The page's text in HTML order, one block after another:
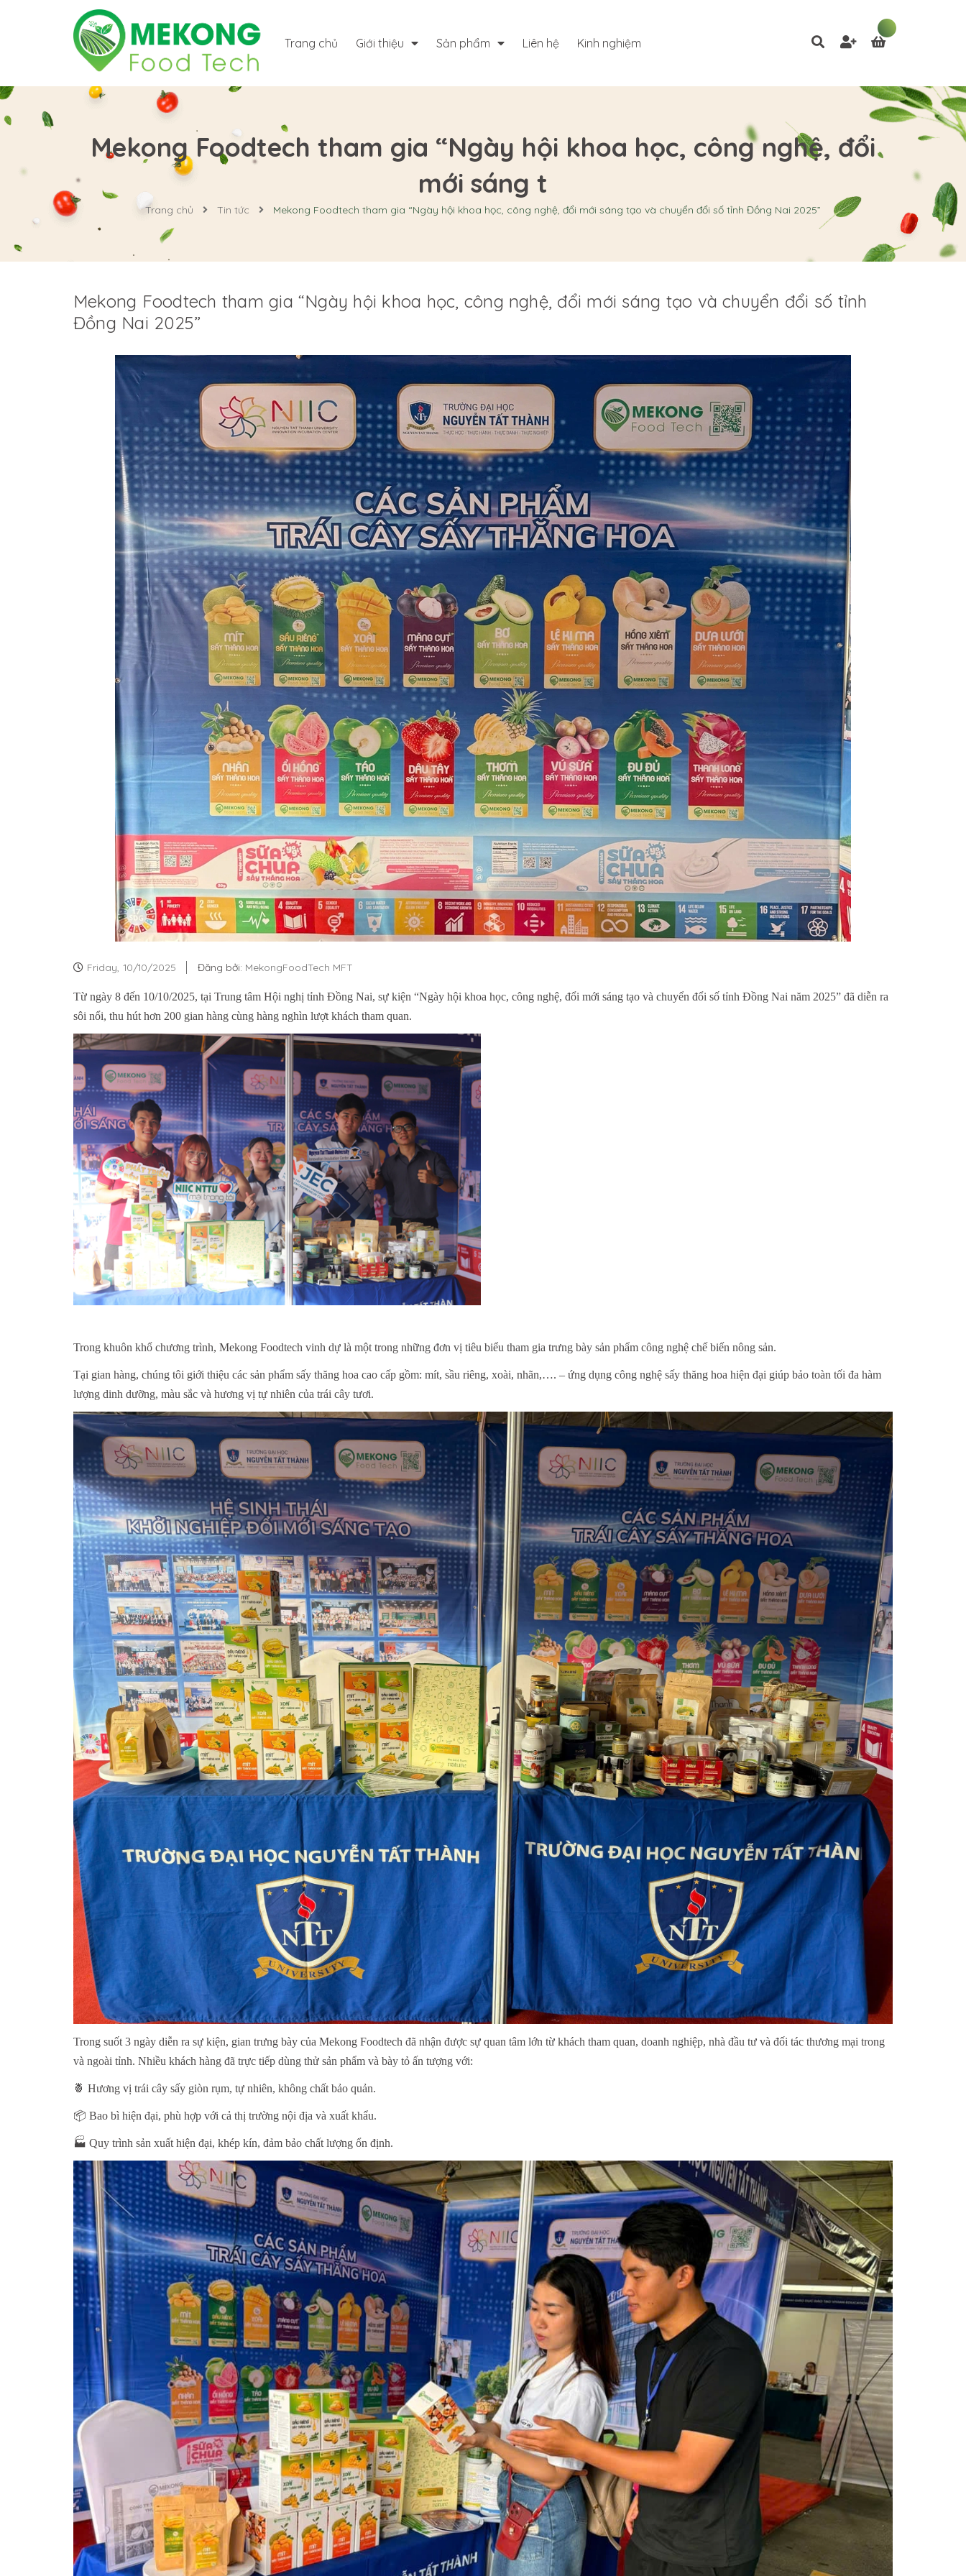
Trang chủ Giới thiệu Sản phẩm Liên hệ Kinh nghiệm
Mekong Foodtech tham gia “Ngày hội khoa học, công nghệ, đổi
mới sáng t
Trang chủ Tin tức Mekong Foodtech tham gia “Ngày hội khoa học, công nghệ, đổi mới sáng tạo và chuyển đổi số tỉnh Đồng Nai 2025”
Mekong Foodtech tham gia “Ngày hội khoa học, công nghệ, đổi mới sáng tạo và chuyển đổi số tỉnh
Đồng Nai 2025”
Friday, 10/10/2025 Đăng bởi: MekongFoodTech MFT
Từ ngày 8 đến 10/10/2025, tại Trung tâm Hội nghị tỉnh Đồng Nai, sự kiện “Ngày hội khoa học, công nghệ, đổi mới sáng tạo và chuyển đổi số tỉnh Đồng Nai năm 2025” đã diễn ra
sôi nổi, thu hút hơn 200 gian hàng cùng hàng nghìn lượt khách tham quan.
Trong khuôn khổ chương trình, Mekong Foodtech vinh dự là một trong những đơn vị tiêu biểu tham gia trưng bày sản phẩm công nghệ chế biến nông sản.
Tại gian hàng, chúng tôi giới thiệu các sản phẩm sấy thăng hoa cao cấp gồm: mít, sầu riêng, xoài, nhãn,…. – ứng dụng công nghệ sấy thăng hoa hiện đại giúp bảo toàn tối đa hàm
lượng dinh dưỡng, màu sắc và hương vị tự nhiên của trái cây tươi.
Trong suốt 3 ngày diễn ra sự kiện, gian trưng bày của Mekong Foodtech đã nhận được sự quan tâm lớn từ khách tham quan, doanh nghiệp, nhà đầu tư và đối tác thương mại trong
và ngoài tỉnh. Nhiều khách hàng đã trực tiếp dùng thử sản phẩm và bày tỏ ấn tượng với:
🍍 Hương vị trái cây sấy giòn rụm, tự nhiên, không chất bảo quản.
📦 Bao bì hiện đại, phù hợp với cả thị trường nội địa và xuất khẩu.
🏭 Quy trình sản xuất hiện đại, khép kín, đảm bảo chất lượng ổn định.